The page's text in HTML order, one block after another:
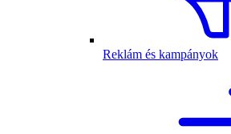
Reklám és kampányok